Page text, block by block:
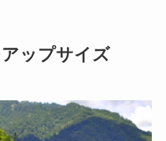
ップサイズ